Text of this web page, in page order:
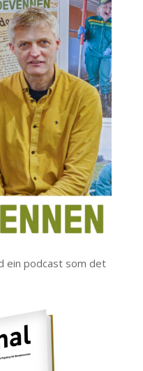
ein podcast som det